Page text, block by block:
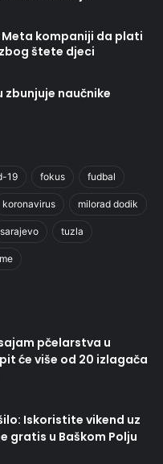
Meta kompaniji da plati
štete djeci
zbunjuje naučnike
19 fokus fudbal
koronavirus milorad dodik
sarajevo tuzla
pčelarstva u
će više od 20 izlagača
Iskoristite vikend uz
gratis u Baškom Polju